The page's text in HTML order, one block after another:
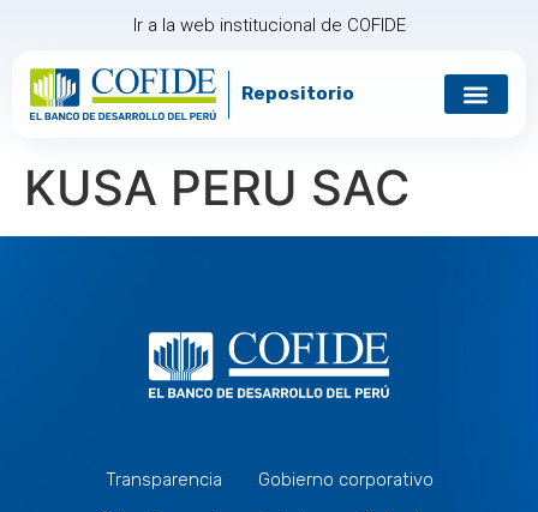
Ir a la web institucional de COFIDE
Repositorio
KUSA PERU SAC
Transparencia
Gobierno corporativo